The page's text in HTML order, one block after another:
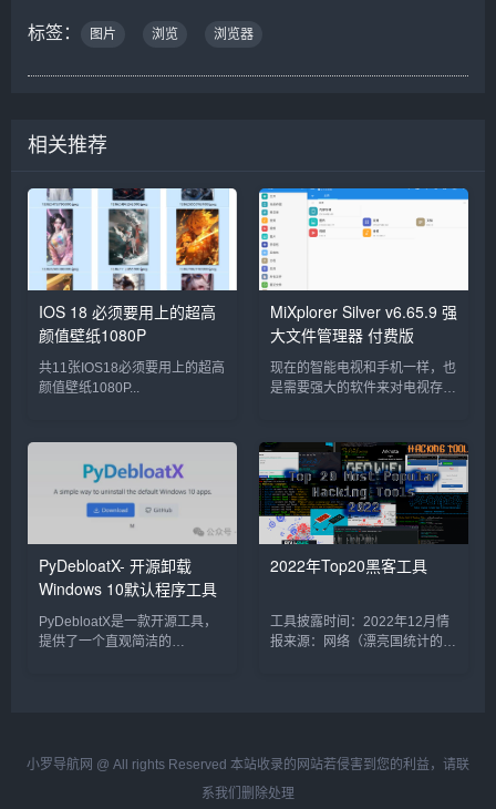
标签： 图片 浏览 浏览器
相关推荐
IOS 18 必须要用上的超高
颜值壁纸1080P
共11张IOS18必须要用上的超高
颜值壁纸1080P...
MiXplorer Silver v6.65.9 强
大文件管理器 付费版
现在的智能电视和手机一样，也
是需要强大的软件来对电视存储
PyDebloatX- 开源卸载
Windows 10默认程序工具
PyDebloatX是一款开源工具，
提供了一个直观简洁的
2022年Top20黑客工具
工具披露时间：2022年12月情
报来源：网络（漂亮国统计的工
小罗导航网 @ All rights Reserved 本站收录的网站若侵害到您的利益，请联
系我们删除处理